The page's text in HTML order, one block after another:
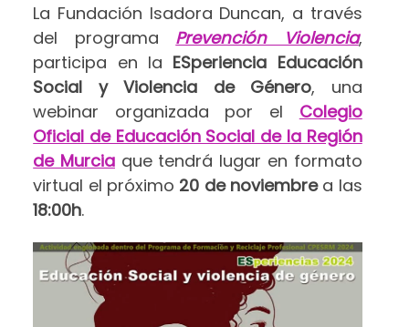
La Fundación Isadora Duncan, a través
del programa Prevención Violencia,
participa en la ESperiencia Educación
Social y Violencia de Género, una
webinar organizada por el Colegio
Oficial de Educación Social de la Región
de Murciaque tendrá lugar en formato
virtual el próximo 20 de noviembrea las
18:00h.